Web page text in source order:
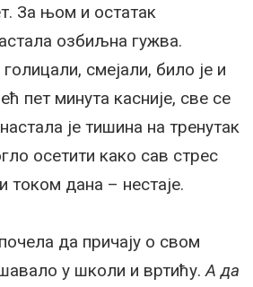
За њом и остатак
озбиљна гужва.
смејали, било је и
пет минута касније, све се
је тишина на тренутак
осетити како сав стрес
током дана – нестаје.
да причају о свом
у школи и вртићу. А да